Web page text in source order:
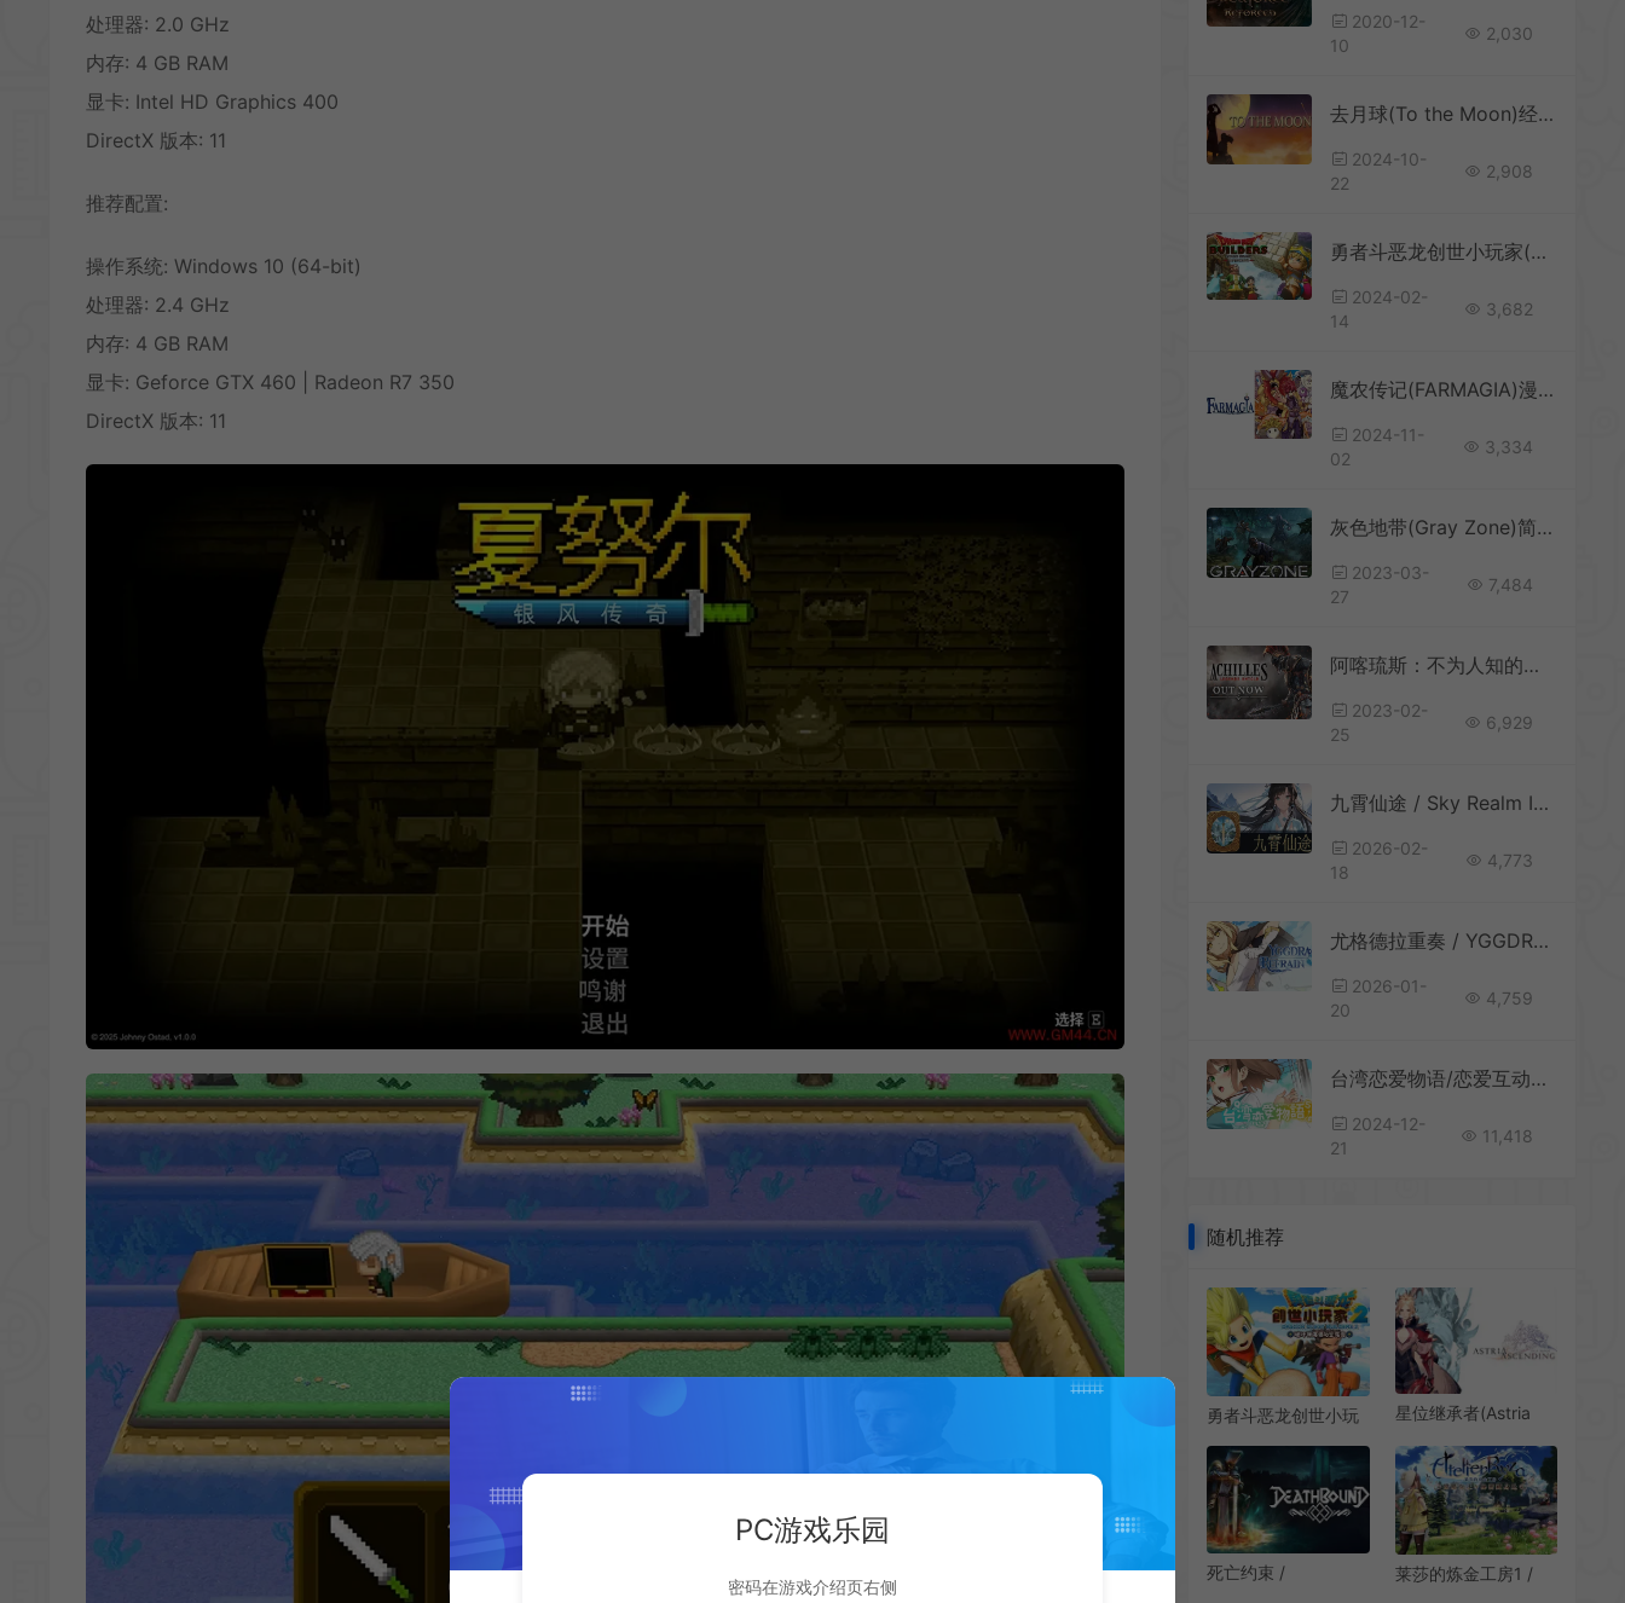
处理器: 2.0 GHz
内存: 4 GB RAM
显卡: Intel HD Graphics 400
DirectX 版本: 11
推荐配置:
操作系统: Windows 10 (64-bit)
处理器: 2.4 GHz
内存: 4 GB RAM
显卡: Geforce GTX 460 | Radeon R7 350
DirectX 版本: 11
2020-12-
10
2,030
去月球(To the Moon)经典像素冒险RPG游戏|下载
2024-10-
22
2,908
勇者斗恶龙创世小玩家(DRAGON QUEST BUILDERS)简中|PC|RPG|方块创作角色扮演游戏
2024-02-
14
3,682
魔农传记(FARMAGIA)漫画风角色扮演游戏|单机|中文|动作|免费下载
2024-11-
02
3,334
灰色地带(Gray Zone)简中|PC|RPG|战术即时战略角色扮演游戏
2023-03-
27
7,484
阿喀琉斯：不为人知的传奇 / Achilles Legends Untold 魂系动作RPG游戏
2023-02-
25
6,929
九霄仙途 / Sky Realm Idle 国风修仙放置挂机RPG游戏
2026-02-
18
4,773
尤格德拉重奏 / YGGDRA REFRAIN 美少女回合制RPG游戏
2026-01-
20
4,759
台湾恋爱物语/恋爱互动小说游戏 Taiwan Love Story 下载
2024-12-
21
11,418
随机推荐
勇者斗恶龙创世小玩
岛(DRAGON QUEST
BUILDERS 2)简
中|PC|RPG|沙盒方块
建造角色扮演游戏
星位继承者(Astria
中|PC|RPG|日式角色
扮演游戏
死亡约束 /
莱莎的炼金工房1 /
PC游戏乐园
密码在游戏介绍页右侧